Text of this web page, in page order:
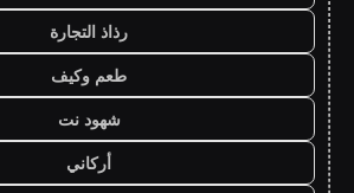
رذاذ التجارة
طعم وكيف
شهود نت
أركاني